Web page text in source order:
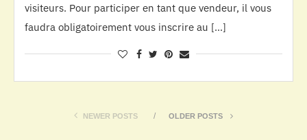
visiteurs. Pour participer en tant que vendeur, il vous
faudra obligatoirement vous inscrire au […]
NEWER POSTS OLDER POSTS